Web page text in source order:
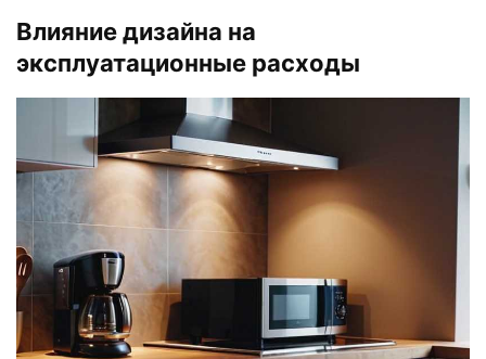
Влияние дизайна на
эксплуатационные расходы